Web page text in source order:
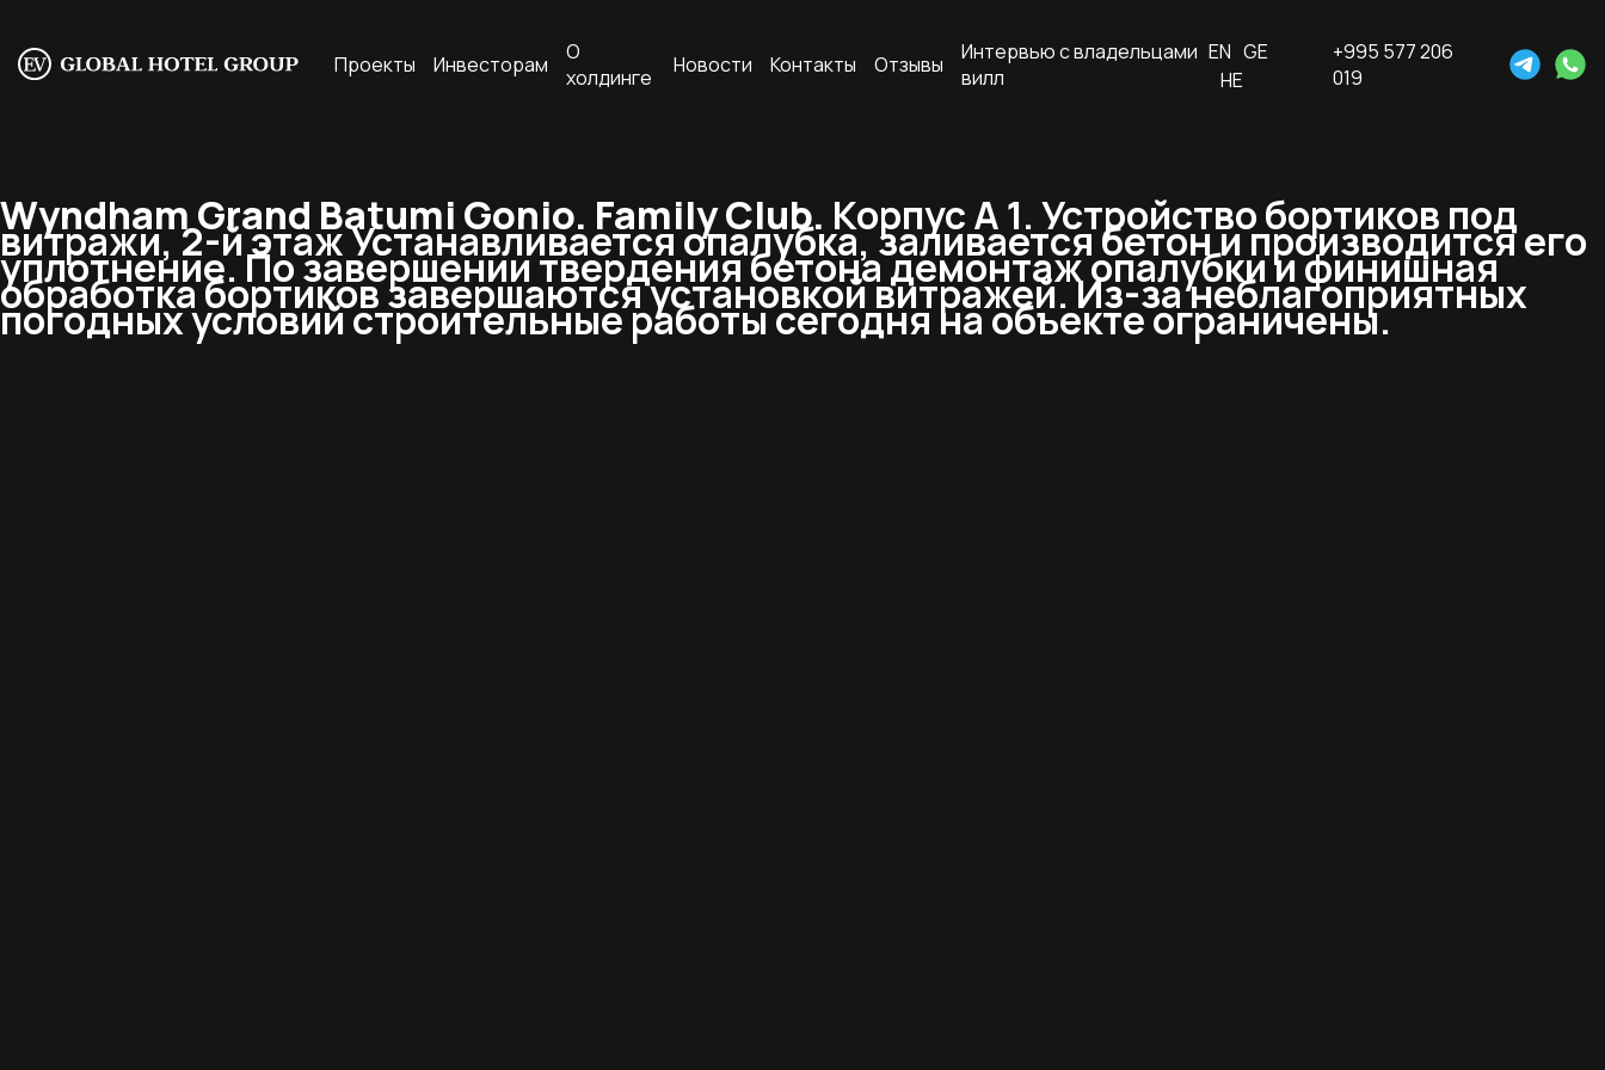
Проекты Инвесторам
О
холдинге
Новости Контакты Отзывы
Интервью с владельцами
вилл
EN GE
HE
+995 577 206
019
Wyndham Grand Batumi Gonio. Family Club. Корпус А 1. Устройство бортиков под
витражи, 2-й этаж Устанавливается опалубка, заливается бетон и производится его
уплотнение. По завершении твердения бетона демонтаж опалубки и финишная
обработка бортиков завершаются установкой витражей. Из-за неблагоприятных
погодных условий строительные работы сегодня на объекте ограничены.